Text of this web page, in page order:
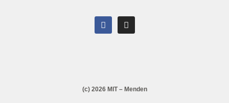
(c) 2026 MIT – Menden